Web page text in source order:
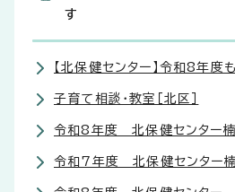
す
【北保健センター】令和8年度
子育て相談・教室［北区］
令和8年度 北保健センター
令和7年度 北保健センター